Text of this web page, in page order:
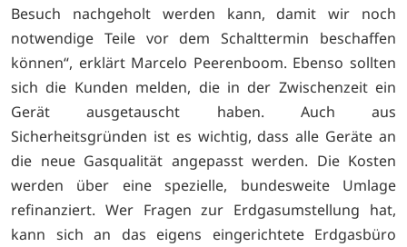
Besuch nachgeholt werden kann, damit wir noch
notwendige Teile vor dem Schalttermin beschaffen
können“, erklärt Marcelo Peerenboom. Ebenso sollten
sich die Kunden melden, die in der Zwischenzeit ein
Gerät ausgetauscht haben. Auch aus
Sicherheitsgründen ist es wichtig, dass alle Geräte an
die neue Gasqualität angepasst werden. Die Kosten
werden über eine spezielle, bundesweite Umlage
refinanziert. Wer Fragen zur Erdgasumstellung hat,
kann sich an das eigens eingerichtete Erdgasbüro